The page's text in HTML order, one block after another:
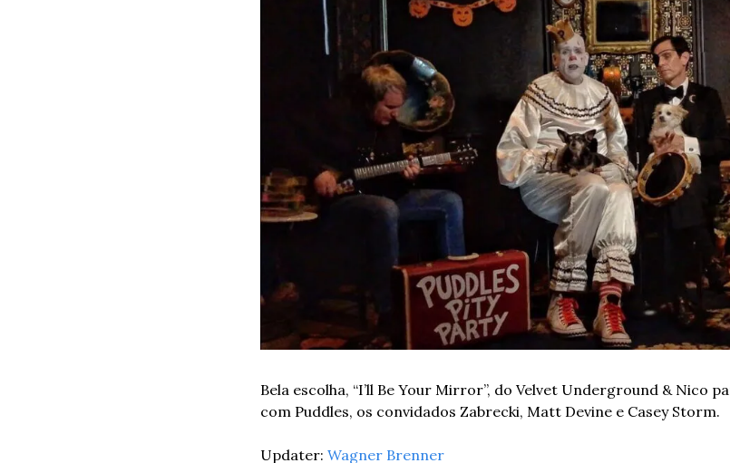
Bela escolha, “I’ll Be Your Mirror”, do Velvet Underground & Nico
com Puddles, os convidados Zabrecki, Matt Devine e Casey Storm.
Updater: Wagner Brenner